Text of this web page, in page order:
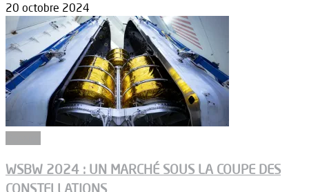
20 octobre 2024
WSBW 2024 : UN MARCHÉ SOUS LA COUPE DES
CONSTELLATIONS